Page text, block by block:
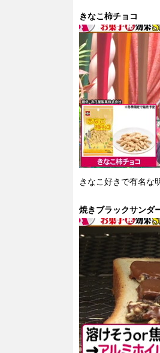
きなこ柿チョコ
きなこ好きで有名な
焼きブラックサンダ